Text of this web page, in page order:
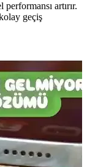
artırır.
geçiş